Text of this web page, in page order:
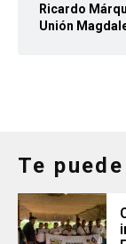
Ricardo
Unión
Te